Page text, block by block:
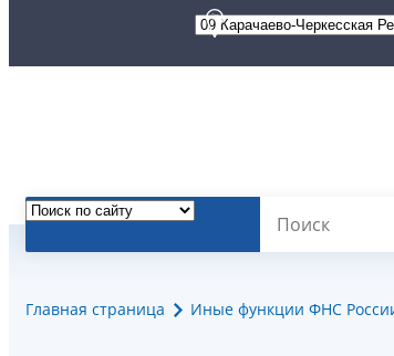
Главная страница Иные функции ФНС